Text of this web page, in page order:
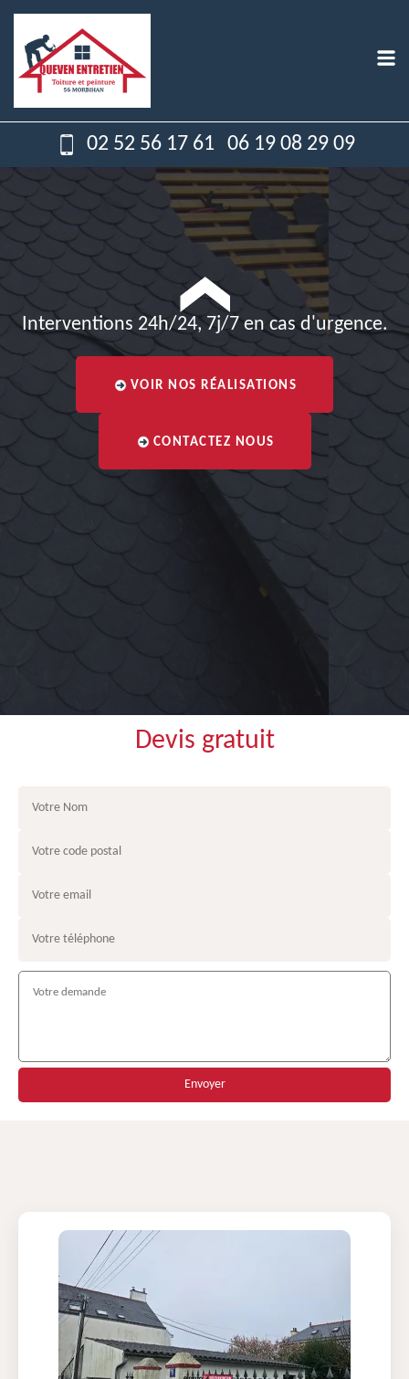
02 52 56 17 61 06 19 08 29 09
Interventions 24h/24, 7j/7 en cas d'urgence.
VOIR NOS RÉALISATIONS
CONTACTEZ NOUS
Devis gratuit